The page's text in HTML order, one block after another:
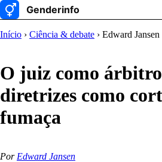
Início › Ciência & debate › Edward Jansen
O juiz como
diretrizes como
fumaça
Por Edward Jansen